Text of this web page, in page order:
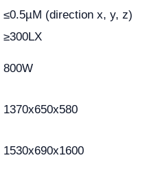
≤0.5µM (direction x, y, z)
≥300LX
800W
1370x650x580
1530x690x1600